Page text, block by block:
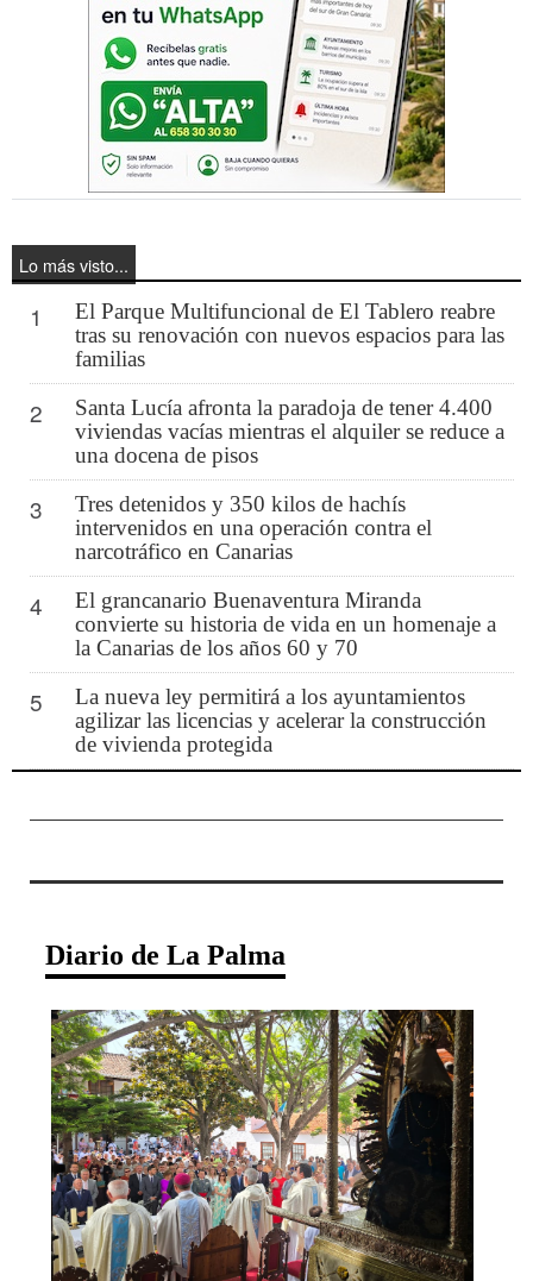
Lo más visto...
1
El Parque Multifuncional de El Tablero reabre
tras su renovación con nuevos espacios para las
familias
2
Santa Lucía afronta la paradoja de tener 4.400
viviendas vacías mientras el alquiler se reduce a
una docena de pisos
3
Tres detenidos y 350 kilos de hachís
intervenidos en una operación contra el
narcotráfico en Canarias
4
El grancanario Buenaventura Miranda
convierte su historia de vida en un homenaje a
la Canarias de los años 60 y 70
5
La nueva ley permitirá a los ayuntamientos
agilizar las licencias y acelerar la construcción
de vivienda protegida
Diario de La Palma